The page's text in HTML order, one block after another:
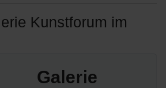
Kunstforum im
Galerie